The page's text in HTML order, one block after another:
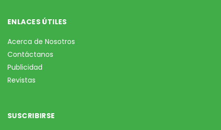
ENLACES ÚTILES
Acerca de Nosotros
Contáctanos
Publicidad
Revistas
SUSCRIBIRSE